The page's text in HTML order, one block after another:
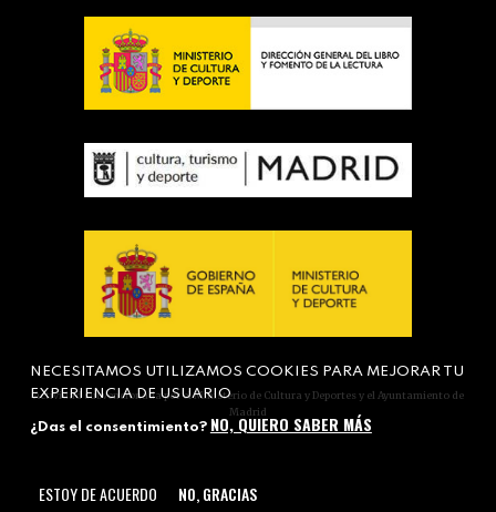
Actividad subvencionada por el Ministerio de Cultura y Deportes y el Ayuntamiento de
Madrid
NECESITAMOS UTILIZAMOS COOKIES PARA MEJORAR TU
EXPERIENCIA DE USUARIO
¿Das el consentimiento? NO, QUIERO SABER MÁS
ESTOY DE ACUERDO NO, GRACIAS